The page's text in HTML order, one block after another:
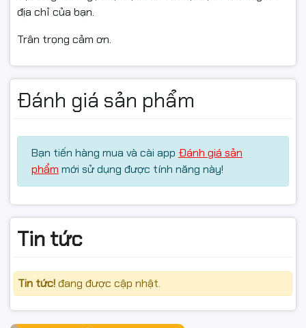
đập/lỗi vận chuyển.
Nếu chưa dùng được, vui lòng liên hệ kỹ thuật để được
hướng dẫn trước khi hoàn.
Hàng hoàn cần nguyên trạng, đủ phụ kiện/tem/hộp,
không trầy xước.
Chỉ hỗ trợ đổi/hoàn khi sản phẩm còn giá trị sử dụng
#drumCanon3500 #Q7516A #Q7570A #CF214A
#CRG309 #CRG333 #FullVAT
địa chỉ của bạn.
Trân trọng cảm ơn.
Đánh giá sản phẩm
Bạn tiến hàng mua và cài app Đánh giá sản
phẩm mới sử dụng được tính năng này!
Tin tức
Tin tức!đang được cập nhật.